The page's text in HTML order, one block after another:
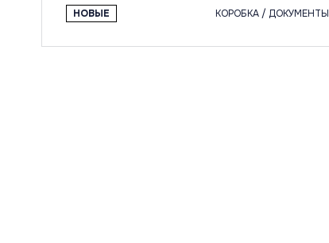
НОВЫЕ КОРОБКА / ДОКУМЕНТЫ